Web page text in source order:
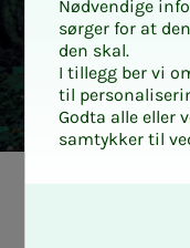
Nødvendige
sørger for at
den skal.
I tillegg ber vi
til
Godta alle eller
samtykker til